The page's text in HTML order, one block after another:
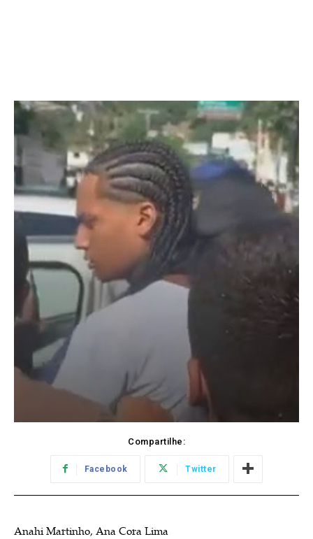
Compartilhe:
Facebook Twitter
Anahi Martinho, Ana Cora Lima